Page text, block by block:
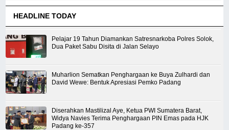
HEADLINE TODAY
Pelajar 19 Tahun Diamankan Satresnarkoba Polres Solok,
Dua Paket Sabu Disita di Jalan Selayo
Muharlion Sematkan Penghargaan ke Buya Zulhardi dan
David Wewe: Bentuk Apresiasi Pemko Padang
Diserahkan Mastilizal Aye, Ketua PWI Sumatera Barat,
Widya Navies Terima Penghargaan PIN Emas pada HJK
Padang ke-357